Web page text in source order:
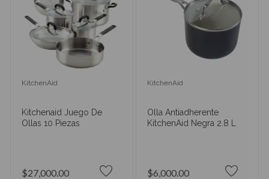
KitchenAid
Kitchenaid Juego De
Ollas 10 Piezas
$27,000.00
KitchenAid
Olla Antiadherente
KitchenAid Negra 2.8 L
$6,000.00